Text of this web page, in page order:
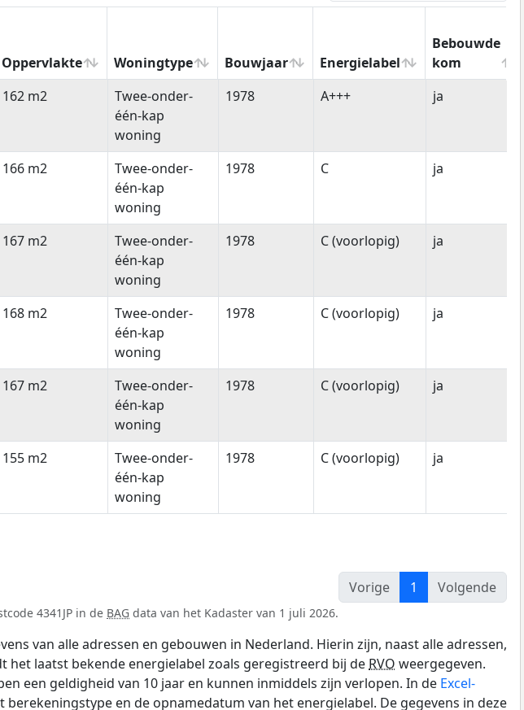
Oppervlakte Woningtype Bouwjaar Energielabel
Bebouwde
kom
Oppervlakte Woningtype Bouwjaar Energielabel
Bebouwde
kom
162 m2
Twee-onder-
één-kap
woning
1978 A+++ ja
166 m2
Twee-onder-
één-kap
woning
1978 C ja
167 m2
Twee-onder-
één-kap
woning
1978 C (voorlopig) ja
168 m2
Twee-onder-
één-kap
woning
1978 C (voorlopig) ja
167 m2
Twee-onder-
één-kap
woning
1978 C (voorlopig) ja
155 m2
Twee-onder-
één-kap
woning
1978 C (voorlopig) ja
Vorige
1 Volgende
4341JP in de BAG data van het Kadaster van 1 juli 2026.
van alle adressen en gebouwen in Nederland. Hierin zijn, naast alle adressen,
laatst bekende energielabel zoals geregistreerd bij de RVO weergegeven.
een geldigheid van 10 jaar en kunnen inmiddels zijn verlopen. In de Excel-
berekeningstype en de opnamedatum van het energielabel. De gegevens in deze